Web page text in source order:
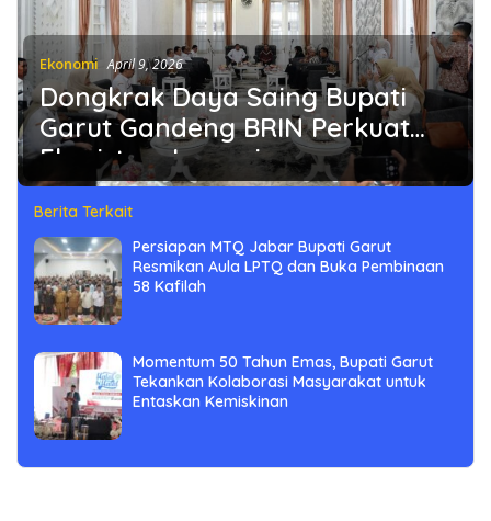
Ekonomi April 9, 2026
Dongkrak Daya Saing Bupati
Garut Gandeng BRIN Perkuat
Ekosistem Inovasi
Berita Terkait
Persiapan MTQ Jabar Bupati Garut
Resmikan Aula LPTQ dan Buka Pembinaan
58 Kafilah
Momentum 50 Tahun Emas, Bupati Garut
Tekankan Kolaborasi Masyarakat untuk
Entaskan Kemiskinan